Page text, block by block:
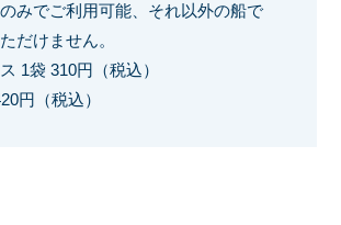
みでご利用可能、それ以外の船で
だけません。
1袋 310円（税込）
円（税込）